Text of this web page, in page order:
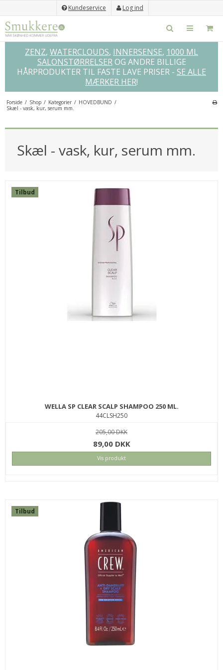
Log ind
Kundeservice
ZENZ, WATERCLOUDS, INNERSENSE, 1000 ML
SALONSTØRRELSEROG ANDRE BILLIGE
HÅRPRODUKTER TIL FASTE LAVE PRISER - SE ALLE
MÆRKER HER!
Forside / Shop / Kategorier / HOVEDBUND /
Skæl - vask, kur, serum mm.
GLEM IKKE DISSE...
×
52%
SEBASTIAN MICROWEB FIBER 45 ML.
OSMO CLAY WAX 100 ML
423CLWX100
139,00 DKK
69,00 DKK
Skæl - vask, kur, serum mm.
Tilbud
WELLA SP CLEAR SCALP SHAMPOO 250 ML.
44CLSH250
205,00 DKK
89,00 DKK
Vis produkt
Tilbud